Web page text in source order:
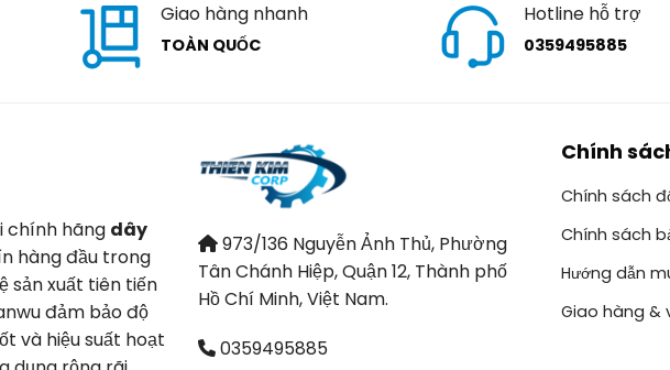
Giao hàng nhanh
TOÀN QUỐC
Hotline hỗ trợ
0359495885
chính hãng dây
hàng đầu trong
sản xuất tiên tiến
đảm bảo độ
và hiệu suất hoạt
973/136 Nguyễn Ảnh Thủ, Phường
Tân Chánh Hiệp, Quận 12, Thành phố
Hồ Chí Minh, Việt Nam.
0359495885
Chính
Chính sách
Chính sách
Hướng dẫn
Giao hàng &